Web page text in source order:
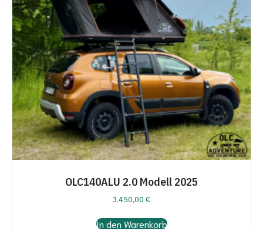
OLC140ALU 2.0 Modell 2025
3.450,00 €
In den Warenkorb